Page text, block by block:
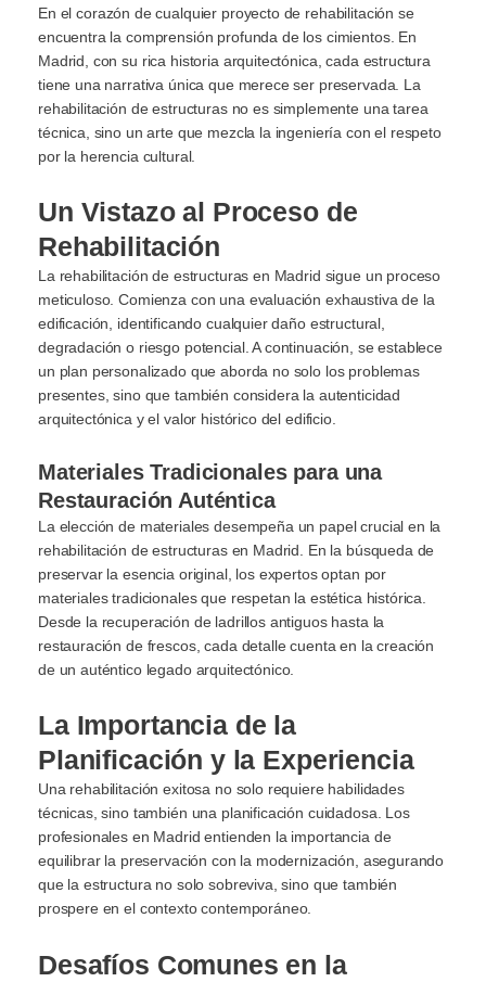
En el corazón de cualquier proyecto de rehabilitación se
encuentra la comprensión profunda de los cimientos. En
Madrid, con su rica historia arquitectónica, cada estructura
tiene una narrativa única que merece ser preservada. La
rehabilitación de estructuras no es simplemente una tarea
técnica, sino un arte que mezcla la ingeniería con el respeto
por la herencia cultural.
Un Vistazo al Proceso de
Rehabilitación
La rehabilitación de estructuras en Madrid sigue un proceso
meticuloso. Comienza con una evaluación exhaustiva de la
edificación, identificando cualquier daño estructural,
degradación o riesgo potencial. A continuación, se establece
un plan personalizado que aborda no solo los problemas
presentes, sino que también considera la autenticidad
arquitectónica y el valor histórico del edificio.
Materiales Tradicionales para una
Restauración Auténtica
La elección de materiales desempeña un papel crucial en la
rehabilitación de estructuras en Madrid. En la búsqueda de
preservar la esencia original, los expertos optan por
materiales tradicionales que respetan la estética histórica.
Desde la recuperación de ladrillos antiguos hasta la
restauración de frescos, cada detalle cuenta en la creación
de un auténtico legado arquitectónico.
La Importancia de la
Planificación y la Experiencia
Una rehabilitación exitosa no solo requiere habilidades
técnicas, sino también una planificación cuidadosa. Los
profesionales en Madrid entienden la importancia de
equilibrar la preservación con la modernización, asegurando
que la estructura no solo sobreviva, sino que también
prospere en el contexto contemporáneo.
Desafíos Comunes en la